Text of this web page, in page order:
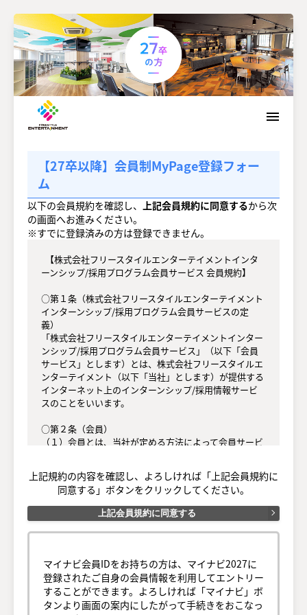
menu
【27卒以降】会員制MyPage登録フォー
ム
以下の会員規約を確認し、 上記会員規約に同意するから次
の画面へお進みください。
※すでに登録済みの方は登録できません。
ーンシップ/採用プログラム会員サービス 会員規約】
○第１条（株式会社フリースタイルエンターテイメント
インターンシップ/採用プログラム会員サービスの定
義）
「株式会社フリースタイルエンターテイメントインター
ンシップ/採用プログラム会員サービス」（以下「会員
サービス」とします）とは、株式会社フリースタイルエ
ンターテイメント（以下「当社」とします）が提供する
インターネット上のインターンシップ/採用情報サービ
スのことをいいます。
○第２条（会員）
（１）会員とは、当社が定める方法によって会員サービ
（２）会員は、会員サービスにおける会員向けのサービ
スを受けることができます。
（３）会員は、入会の時点で本規約を承諾しなければな
りません。会員が会員サービスを利用したときは、この
会員規約を承認したものとみなします。
○第３条（会員ＩＤ番号とパスワード）
（１）会員は、会員ＩＤ番号を付与され、パスワードを
登録するものとします。ただし、第５条に抵触すると当
社が判断した場合は、会員ＩＤ番号を付与されないこと
があります。
上記規約の内容を確認し、よろしければ「上記会員規約に
同意する」ボタンをクリックしてください。
上記会員規約に同意する
マイナビ会員IDをお持ちの方は、マイナビ2027に
登録されたご自身の会員情報を利用してエントリー
することができます。よろしければ「マイナビ」ボ
タンより画面の案内にしたがって手続きをおこなっ